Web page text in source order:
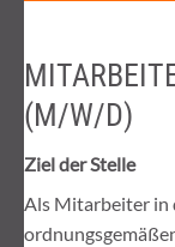
(M/W/D)
Ziel der Stelle
Als Mitarbeiter in